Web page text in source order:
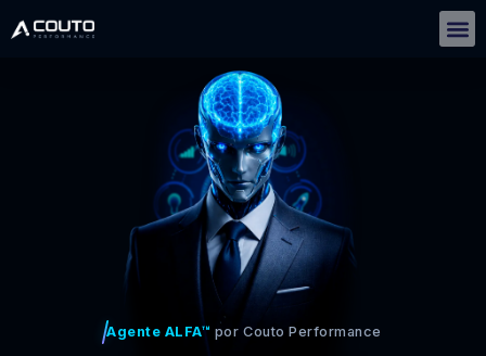
Agente ALFA™ por Couto Performance